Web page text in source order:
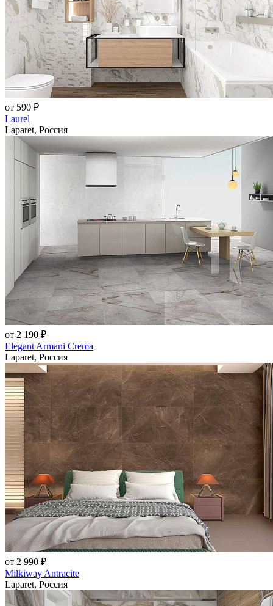
от 590 ₽
Laurel
Laparet, Россия
от 2 190 ₽
Elegant Armani Crema
Laparet, Россия
от 2 990 ₽
Milkiway Antracite
Laparet, Россия